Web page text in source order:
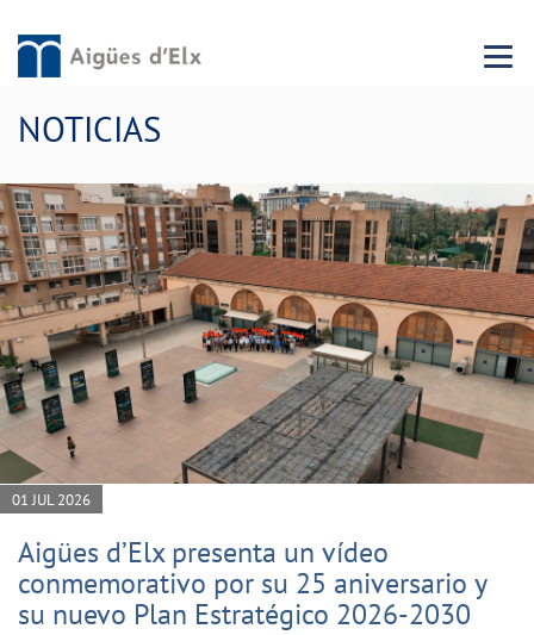
Menu
NOTICIAS
01 JUL 2026
Aigües d’Elx presenta un vídeo
conmemorativo por su 25 aniversario y
su nuevo Plan Estratégico 2026-2030